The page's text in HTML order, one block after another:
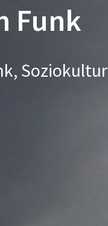
Funk
Soziokultur